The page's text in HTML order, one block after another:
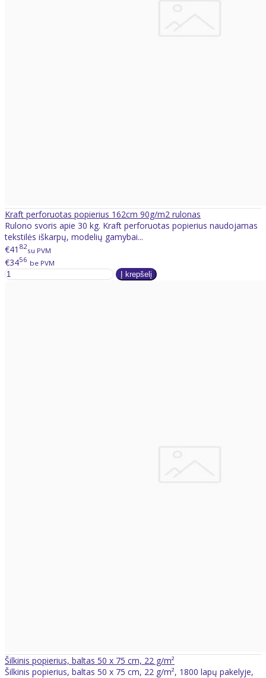
Kraft perforuotas popierius 162cm 90g/m2 rulonas
Rulono svoris apie 30 kg. Kraft perforuotas popierius naudojamas
tekstilės iškarpų, modelių gamybai...
€41 82su PVM
€3456 be PVM
Šilkinis popierius, baltas 50 x 75 cm, 22 g/m²
Šilkinis popierius, baltas 50 x 75 cm, 22 g/m², 1800 lapų pakelyje,